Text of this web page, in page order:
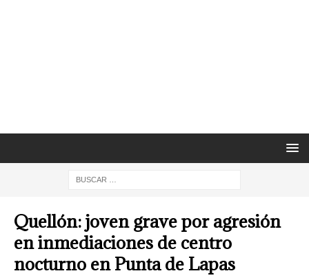
Quellón: joven grave por agresión
en inmediaciones de centro
nocturno en Punta de Lapas